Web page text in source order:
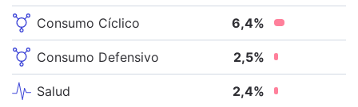
Consumo Cíclico 6,4%
Consumo Defensivo 2,5%
Salud 2,4%